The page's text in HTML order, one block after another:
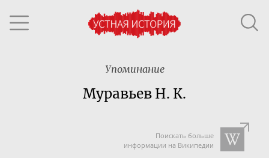
Упоминание
Муравьев Н. К.
Поискать больше
информации на Википедии